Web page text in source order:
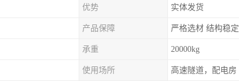
优势 实体发货
产品保障 严格选材 结构稳定
承重 20000kg
使用场所 高速隧道，配电房